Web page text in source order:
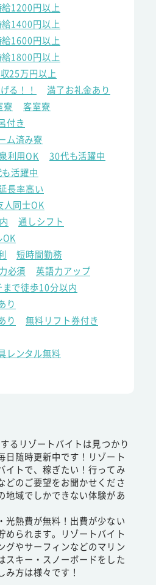
給1200円以上
給1400円以上
給1600円以上
給1800円以上
25万円以上
る！！
満了お礼金あり
寮
客室寮
付き
ム済み寮
利用OK
30代も活躍中
活躍中
長率高い
人同士OK
通しシフト
OK
短時間勤務
必須
英語力アップ
まで徒歩10分以内
り
り
無料リフト券付き
レンタル無料
るリゾートバイトは見つかり
日随時更新中です！リゾート
イトで、稼ぎたい！行ってみ
どのご要望をお聞かせくださ
地域でしかできない体験があ
光熱費が無料！出費が少ない
められます。リゾートバイト
グやサーフィンなどのマリン
スキー・スノーボードをした
み方は様々です！